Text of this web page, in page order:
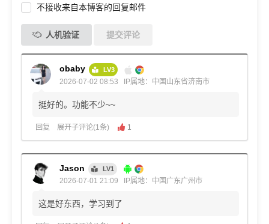
不接收来自本博客的回复邮件
人机验证 提交评论
obaby LV3
2026-07-02 08:53 IP属地：中国山东省济南市
挺好的。功能不少~~
回复 展开子评论(1条) 1
Jason LV1
2026-07-01 21:09 IP属地：中国广东广州市
这是好东西，学习到了